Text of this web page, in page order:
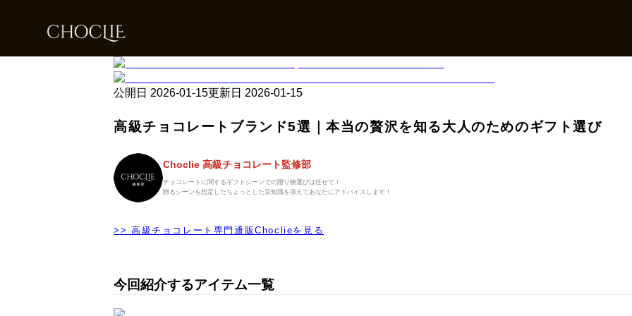
公開日 2026-01-15更新日 2026-01-15
高級チョコレートブランド5選｜本当の贅沢を知る大人のためのギフト選び
Choclie 高級チョコレート監修部
チョコレートに関するギフトシーンでの贈り物選びは任せて！
贈るシーンを想定したちょっとした豆知識を添えてあなたにアドバイスします！
>> 高級チョコレート専門通販Choclieを見る
今回紹介するアイテム一覧